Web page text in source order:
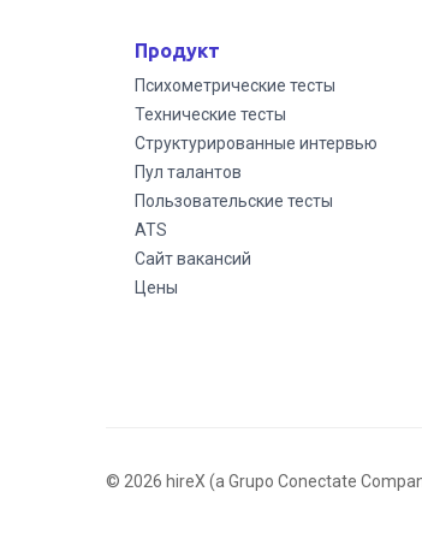
Продукт
Психометрические тесты
Технические тесты
Структурированные интервью
Пул талантов
Пользовательские тесты
ATS
Сайт вакансий
Цены
© 2026 hireX (a Grupo Conectate